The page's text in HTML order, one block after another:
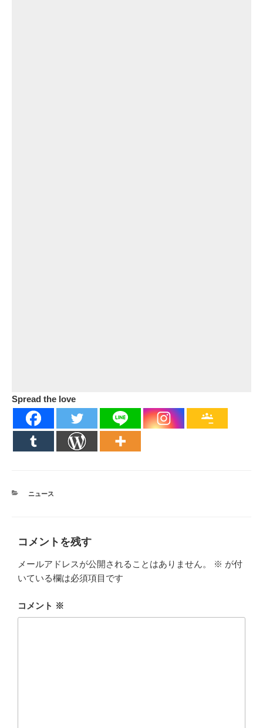
Spread the love
カ
ニュース
コメントを残す
メールアドレスが公開されることはありません。 ※ が付
いている欄は必須項目です
コメント ※